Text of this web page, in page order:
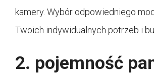
kamery. Wybór odpowiedniego
Twoich indywidualnych potrzeb i
2. pojemność